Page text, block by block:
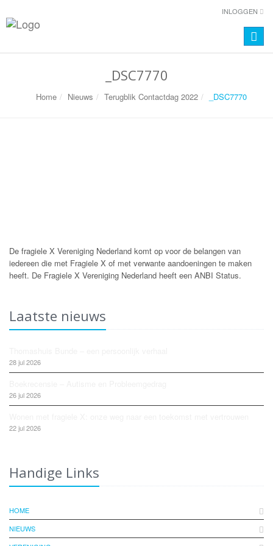
INLOGGEN
Toggle
_DSC7770
Home Nieuws Terugblik Contactdag 2022 _DSC7770
De fragiele X Vereniging Nederland komt op voor de belangen van
iedereen die met Fragiele X of met verwante aandoeningen te maken
heeft. De Fragiele X Vereniging Nederland heeft een ANBI Status.
Laatste nieuws
28 jul 2026
26 jul 2026
22 jul 2026
Handige Links
HOME
NIEUWS